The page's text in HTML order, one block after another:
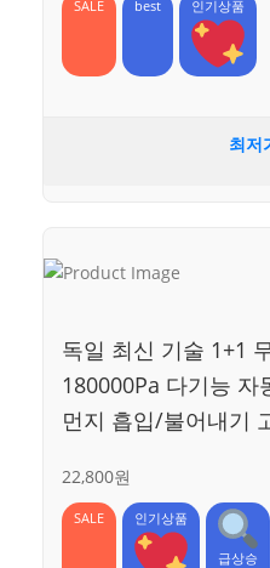
SALE best 인기상품
최저
독일 최신 기술 1+1
180000Pa 다기능
먼지 흡입/불어내기
22,800원
SALE 인기상품
급상승